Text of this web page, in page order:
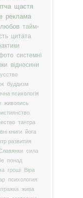
щастя
реклама
тайм-
цитата
системні
відносини
буддизм
психологія
живопись
тантра
книги йога
развития
сила
понад
гроші Віра
психология
жива